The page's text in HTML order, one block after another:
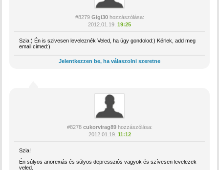
#8279 Gigi30hozzászólása:
2012.01.19. 19:25
Szia:) Én is szivesen leveleznék Veled, ha úgy gondolod:) Kérlek, add meg
email cimed:)
Jelentkezzen be, ha válaszolni szeretne
#8278 cukorvirag89hozzászólása:
2012.01.19. 11:12
Szia!
Én súlyos anorexiás és súlyos depressziós vagyok és szívesen levelezek
veled.